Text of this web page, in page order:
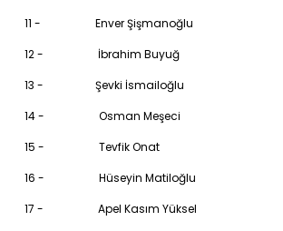
11 - Enver Şişmanoğlu
12 - İbrahim Buyuğ
13 - Şevki İsmailoğlu
14 - Osman Meşeci
15 - Tevfik Onat
16 - Hüseyin Matiloğlu
17 - Apel Kasım Yüksel